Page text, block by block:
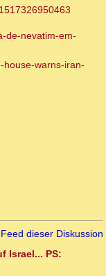
de-nevatim-em-
house-warns-iran-
dieser Diskussion
Israel... PS: